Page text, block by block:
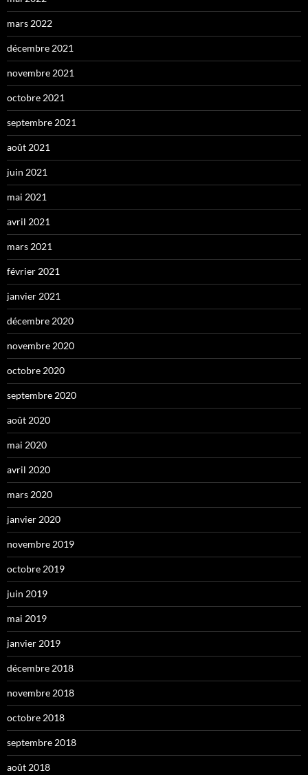
mars 2022
décembre 2021
novembre 2021
octobre 2021
septembre 2021
août 2021
juin 2021
mai 2021
avril 2021
mars 2021
février 2021
janvier 2021
décembre 2020
novembre 2020
octobre 2020
septembre 2020
août 2020
mai 2020
avril 2020
mars 2020
janvier 2020
novembre 2019
octobre 2019
juin 2019
mai 2019
janvier 2019
décembre 2018
novembre 2018
octobre 2018
septembre 2018
août 2018